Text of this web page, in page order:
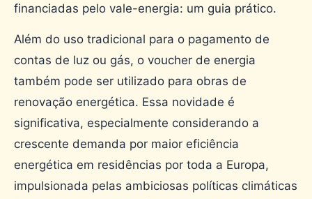
financiadas pelo vale-energia: um guia prático.
Além do uso tradicional para o pagamento de
contas de luz ou gás, o voucher de energia
também pode ser utilizado para obras de
renovação energética. Essa novidade é
significativa, especialmente considerando a
crescente demanda por maior eficiência
energética em residências por toda a Europa,
impulsionada pelas ambiciosas políticas climáticas